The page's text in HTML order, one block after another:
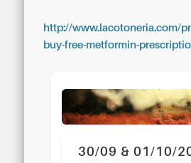
http://www.lacotoneria.com/
buy-free-metformin-
30/09 & 01/10/